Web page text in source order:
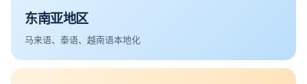
东南亚地区
马来语、泰语、越南语本地化